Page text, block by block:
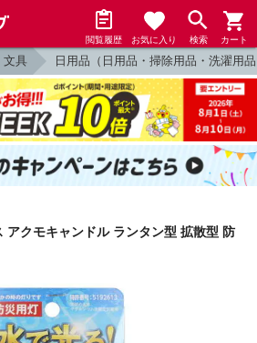
閲覧履歴 お気に入り 検索 カート
文具 日用品（日用品・掃除用品・洗濯用
アクモキャンドル ランタン型 拡散型 防